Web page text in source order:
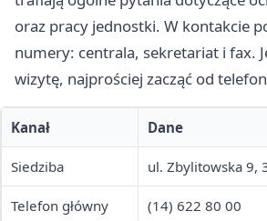
oraz pracy jednostki. W kontakcie
numery: centrala, sekretariat i fax.
wizytę, najprościej zacząć od
Kanał Dane
Siedziba ul. Zbylitowska 9,
Telefon główny (14) 622 80 00